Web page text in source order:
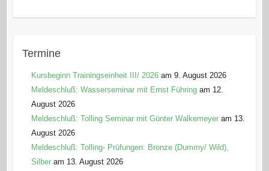
Termine
Kursbeginn Trainingseinheit III/ 2026am 9. August 2026
Meldeschluß: Wasserseminar mit Ernst Führingam 12.
August 2026
Meldeschluß: Tolling Seminar mit Günter Walkemeyeram 13.
August 2026
Meldeschluß: Tolling- Prüfungen: Bronze (Dummy/ Wild),
Silberam 13. August 2026